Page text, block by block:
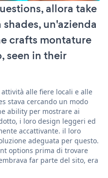
allora take
un'azienda
crafts montature
seen in their
alle fiere locali e alle
stava cercando un modo
ability per mostrare ai
i loro design leggeri ed
accattivante. il loro
adeguata per questo.
options prima di trovare
far parte del sito, era